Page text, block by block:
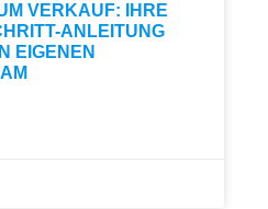
VERKAUF: IHRE
ANLEITUNG
EIGENEN